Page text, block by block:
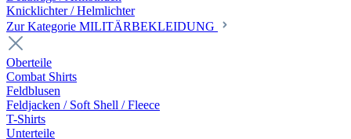
Knicklichter / Helmlichter
Zur Kategorie MILITÄRBEKLEIDUNG
Oberteile
Combat Shirts
Feldblusen
Feldjacken / Soft Shell / Fleece
T-Shirts
Unterteile